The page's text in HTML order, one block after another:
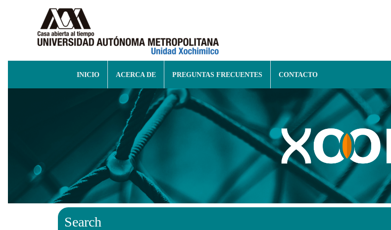
INICIO ACERCA DE PREGUNTAS FRECUENTES CONTACTO
Search